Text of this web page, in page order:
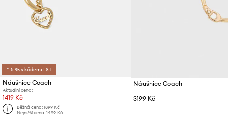
*-5 % s kódem: LST
Náušnice Coach
Aktuální cena:
1419 Kč
Běžná cena:1899 Kč
Nejnižší cena:1499 Kč
Náušnice Coach
3199 Kč